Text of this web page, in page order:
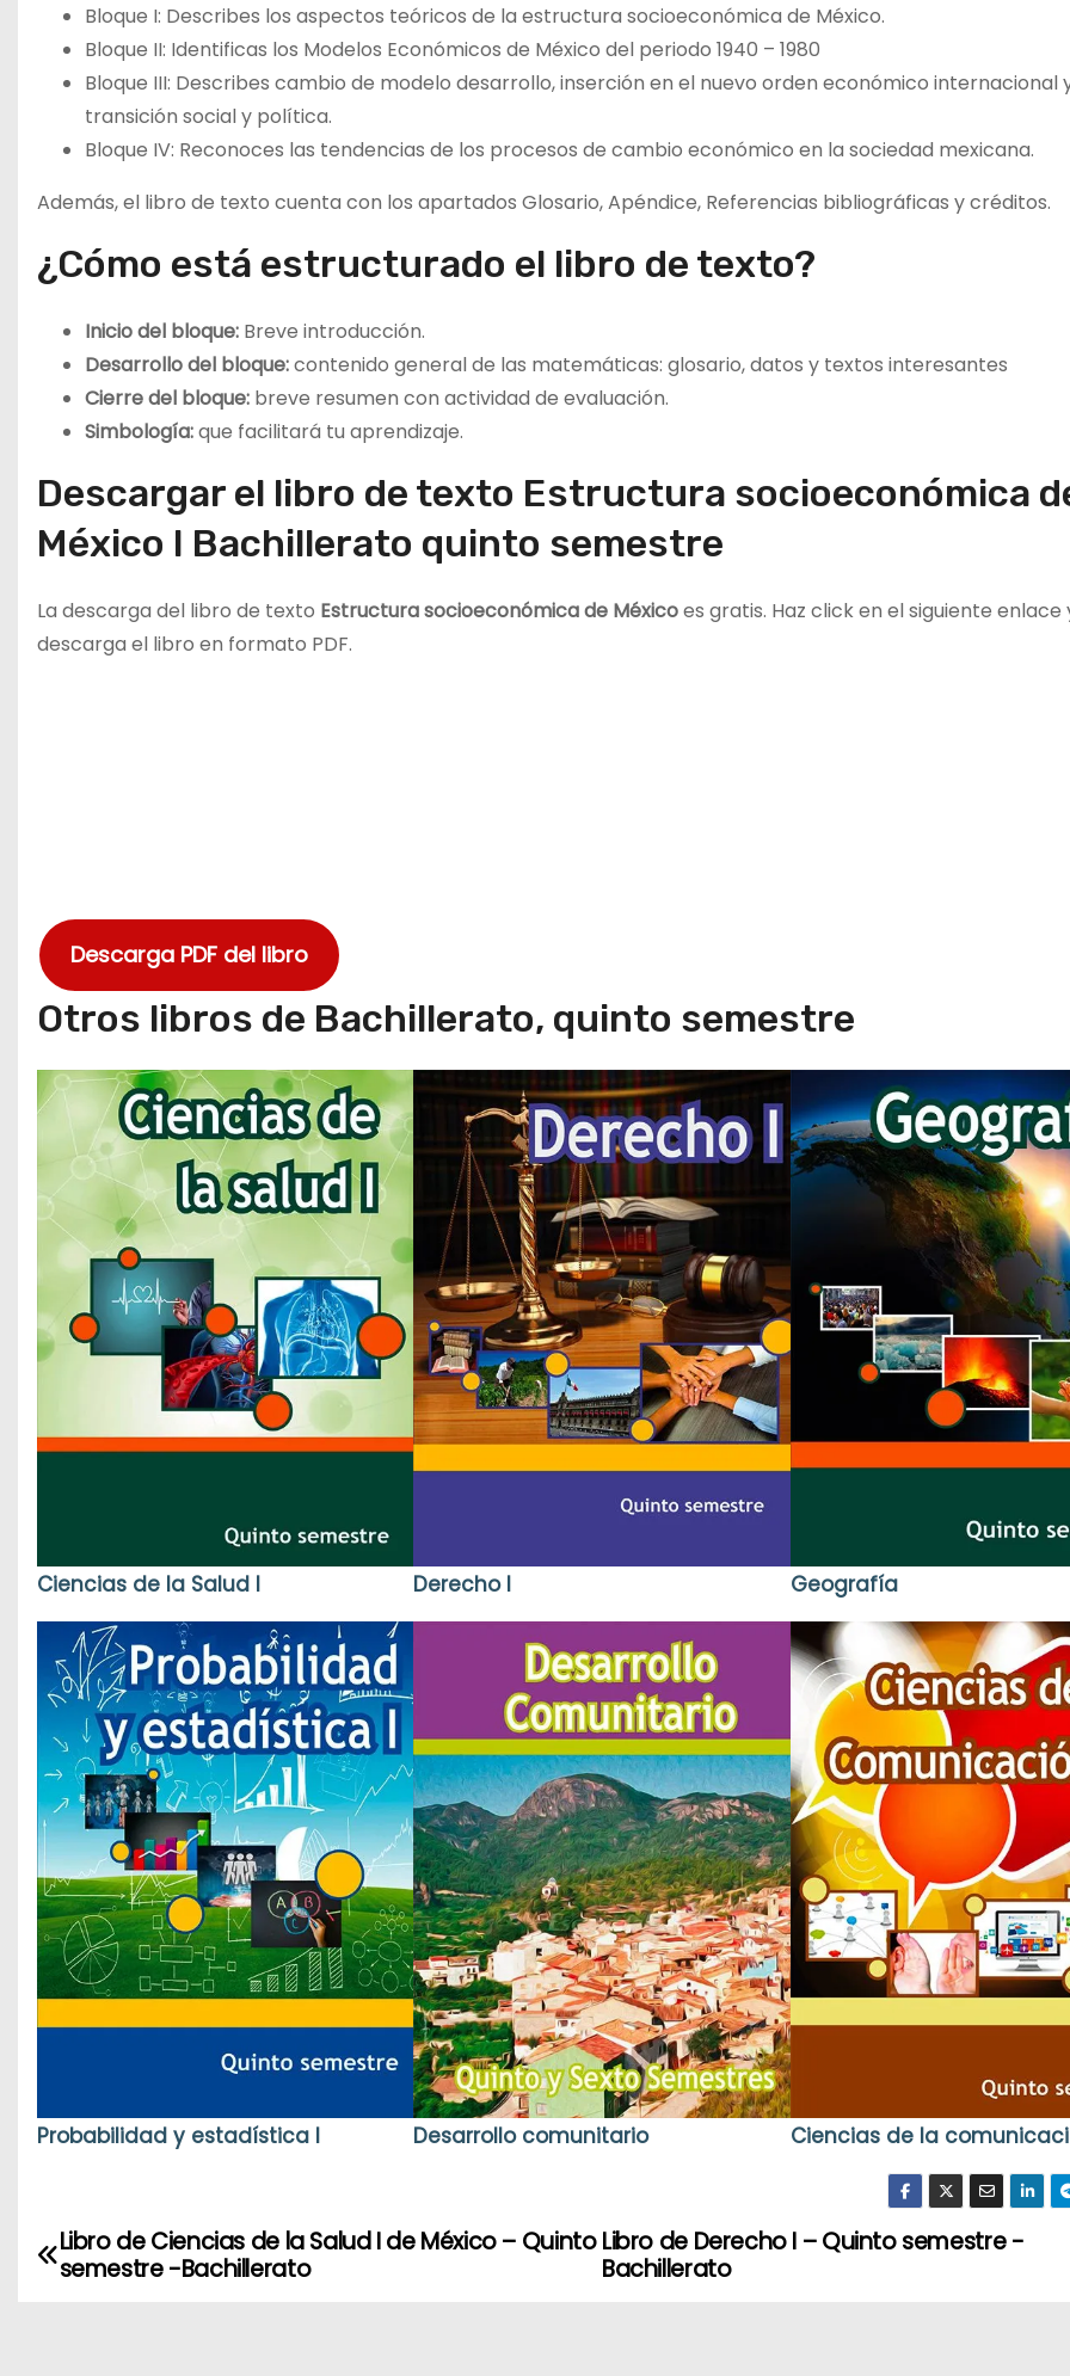
Bloque I: Describes los aspectos teóricos de la estructura socioeconómica de México.
Bloque II: Identificas los Modelos Económicos de México del periodo 1940 – 1980
Bloque III: Describes cambio de modelo desarrollo, inserción en el nuevo orden económico internacional
transición social y política.
Bloque IV: Reconoces las tendencias de los procesos de cambio económico en la sociedad mexicana.
Además, el libro de texto cuenta con los apartados Glosario, Apéndice, Referencias bibliográficas y créditos.
¿Cómo está estructurado el libro de texto?
Inicio del bloque: Breve introducción.
Desarrollo del bloque:contenido general de las matemáticas: glosario, datos y textos interesantes
Cierre del bloque: breve resumen con actividad de evaluación.
Simbología:que facilitará tu aprendizaje.
Descargar el libro de texto Estructura socioeconómica
México I Bachillerato quinto semestre
La descarga del libro de texto Estructura socioeconómica de Méxicoes gratis. Haz click en el siguiente enlace
descarga el libro en formato PDF.
Descarga PDF del libro
Otros libros de Bachillerato, quinto semestre
Ciencias de la Salud I Derecho I Geografía
Probabilidad y estadística I Desarrollo comunitario Ciencias de la
N
Libro de Derecho I – Quinto semestre -
Bachillerato
Libro de Ciencias de la Salud I de México – Quinto
semestre -Bachillerato